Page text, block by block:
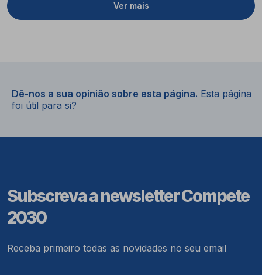
Ver mais
Dê-nos a sua opinião sobre esta página. Esta página
foi útil para si?
Subscreva a newsletter Compete
2030
Receba primeiro todas as novidades no seu email